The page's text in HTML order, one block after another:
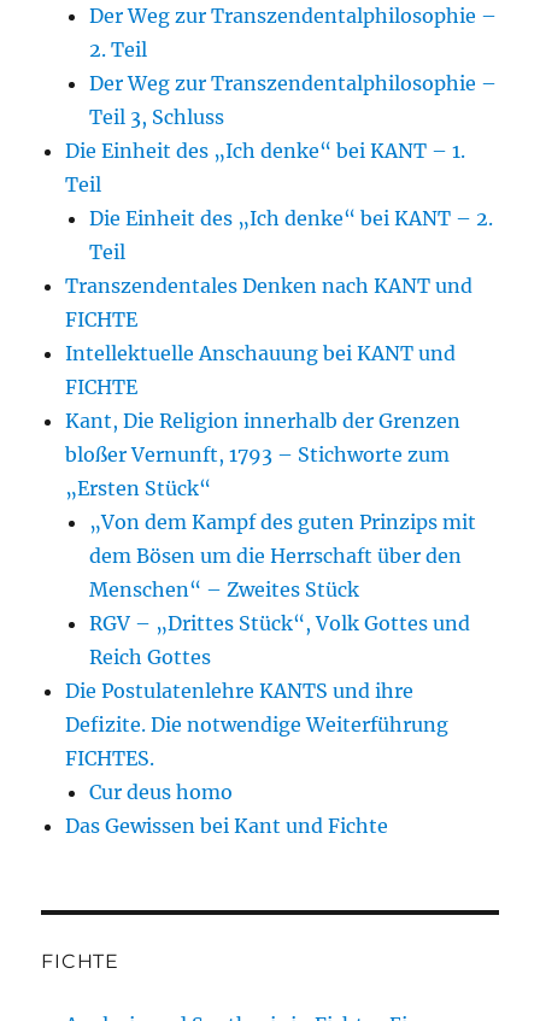
Der Weg zur Transzendentalphilosophie –
2. Teil
Der Weg zur Transzendentalphilosophie –
Teil 3, Schluss
Die Einheit des „Ich denke“ bei KANT – 1.
Teil
Die Einheit des „Ich denke“ bei KANT – 2.
Teil
Transzendentales Denken nach KANT und
FICHTE
Intellektuelle Anschauung bei KANT und
FICHTE
Kant, Die Religion innerhalb der Grenzen
bloßer Vernunft, 1793 – Stichworte zum
„Ersten Stück“
„Von dem Kampf des guten Prinzips mit
dem Bösen um die Herrschaft über den
Menschen“ – Zweites Stück
RGV – „Drittes Stück“, Volk Gottes und
Reich Gottes
Die Postulatenlehre KANTS und ihre
Defizite. Die notwendige Weiterführung
FICHTES.
Cur deus homo
Das Gewissen bei Kant und Fichte
FICHTE